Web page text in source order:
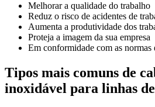
Melhorar a qualidade do trabalho
Reduz o risco de acidentes de
Aumenta a produtividade dos
Proteja a imagem da sua empresa
Em conformidade com as normas
Tipos mais comuns de
inoxidável para linhas